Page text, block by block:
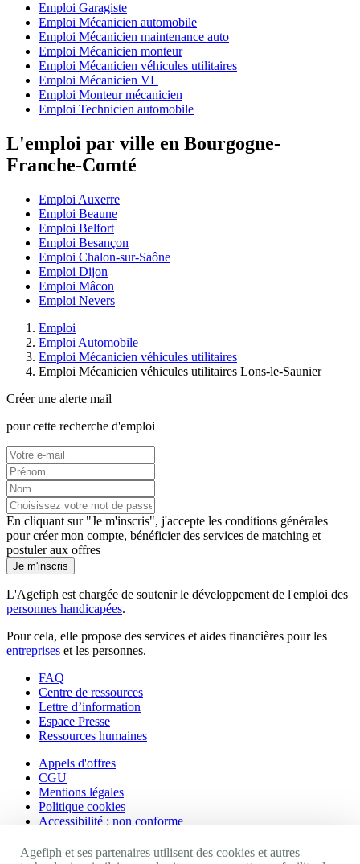
Emploi Garagiste
Emploi Mécanicien automobile
Emploi Mécanicien maintenance auto
Emploi Mécanicien monteur
Emploi Mécanicien véhicules utilitaires
Emploi Mécanicien VL
Emploi Monteur mécanicien
Emploi Technicien automobile
L'emploi par ville en Bourgogne-
Franche-Comté
Emploi Auxerre
Emploi Beaune
Emploi Belfort
Emploi Besançon
Emploi Chalon-sur-Saône
Emploi Dijon
Emploi Mâcon
Emploi Nevers
Emploi
Emploi Automobile
Emploi Mécanicien véhicules utilitaires
Emploi Mécanicien véhicules utilitaires Lons-le-Saunier
Créer une alerte mail
pour cette recherche d'emploi
En cliquant sur "Je m'inscris", j'accepte les conditions générales
pour créer mon compte, bénéficier des services de matching et
postuler aux offres
Je m'inscris
L'Agefiph est chargée de soutenir le développement de l'emploi des
personnes handicapées.
Pour cela, elle propose des services et aides financières pour les
entreprises et les personnes.
FAQ
Centre de ressources
Lettre d’information
Espace Presse
Ressources humaines
Appels d'offres
CGU
Mentions légales
Politique cookies
Accessibilité : non conforme
Nos autres sites
Agefiph et ses partenaires utilisent des cookies et autres